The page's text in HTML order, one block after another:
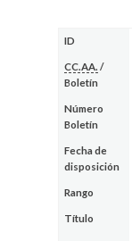
ID
CC.AA. /
Boletín
Número
Boletín
Fecha de
disposición
Rango
Título